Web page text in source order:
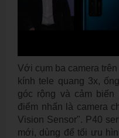
Với cụm ba camera
kính tele quang 3x,
góc rộng và cảm
điểm nhấn là camera
Vision Sensor". P40
mới, dùng để tối ưu